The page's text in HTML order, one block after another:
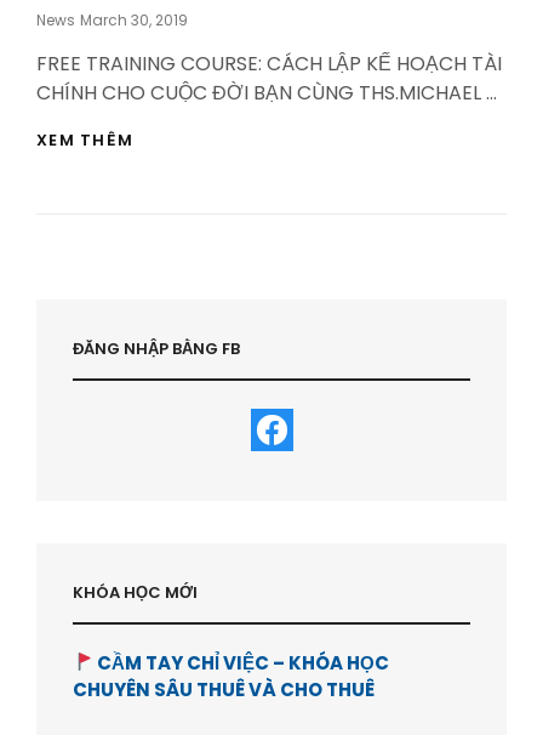
News Posted
March 30, 2019
FREE TRAINING COURSE: CÁCH LẬP KẾ HOẠCH TÀI
CHÍNH CHO CUỘC ĐỜI BẠN CÙNG THS.MICHAEL …
XEM THÊM
TÀI
CHÍNH-
HVBDS.COM
ĐĂNG NHẬP BẰNG FB
KHÓA HỌC MỚI
CẦM TAY CHỈ VIỆC – KHÓA HỌC
CHUYÊN SÂU THUÊ VÀ CHO THUÊ